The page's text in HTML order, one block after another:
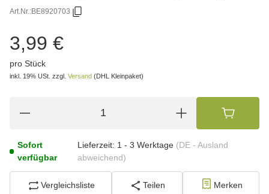
Art.Nr.:BE8920703
3,99 €
pro Stück
inkl. 19% USt. zzgl. Versand (DHL Kleinpaket)
Sofort
verfügbar
Lieferzeit: 1 - 3 Werktage (DE - Ausland
abweichend)
Vergleichsliste Teilen Merken